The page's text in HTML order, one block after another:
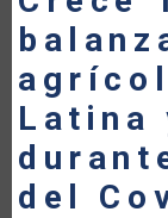
LA
Latina
del